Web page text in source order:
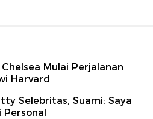
Mulai Perjalanan
Harvard
Selebritas, Suami: Saya
Personal